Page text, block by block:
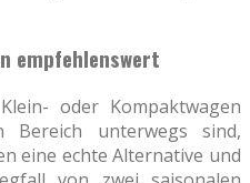
empfehlenswert
oder Kompaktwagen
Bereich unterwegs sind,
eine echte Alternative und